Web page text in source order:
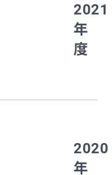
2021
年
度
2020
年